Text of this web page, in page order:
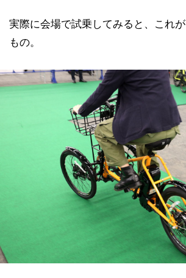
実際に会場で試乗してみると、これ
もの。